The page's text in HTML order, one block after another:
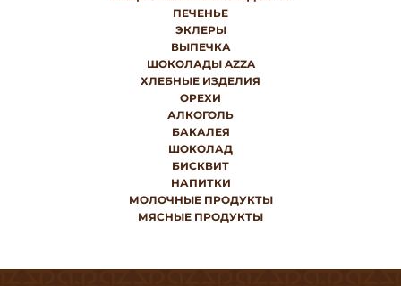
ПЕЧЕНЬЕ
ЭКЛЕРЫ
ВЫПЕЧКА
ШОКОЛАДЫ AZZA
ХЛЕБНЫЕ ИЗДЕЛИЯ
ОРЕХИ
АЛКОГОЛЬ
БАКАЛЕЯ
ШОКОЛАД
БИСКВИТ
НАПИТКИ
МОЛОЧНЫЕ ПРОДУКТЫ
МЯСНЫЕ ПРОДУКТЫ